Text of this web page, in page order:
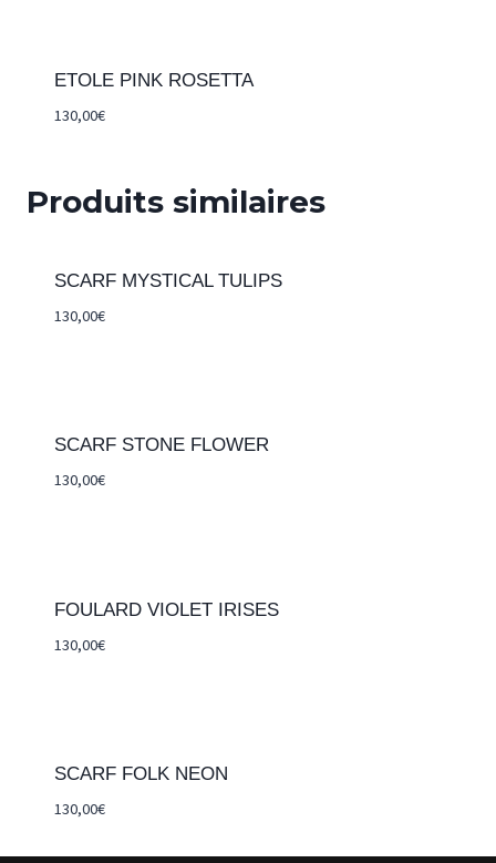
ETOLE PINK ROSETTA
130,00€
Produits similaires
SCARF MYSTICAL TULIPS
130,00€
SCARF STONE FLOWER
130,00€
FOULARD VIOLET IRISES
130,00€
SCARF FOLK NEON
130,00€